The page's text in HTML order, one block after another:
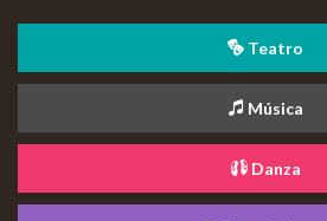
Teatro
Música
Danza